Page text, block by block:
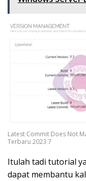
Latest Commit Does Not
Terbaru 2023 7
Itulah tadi tutorial
dapat membantu